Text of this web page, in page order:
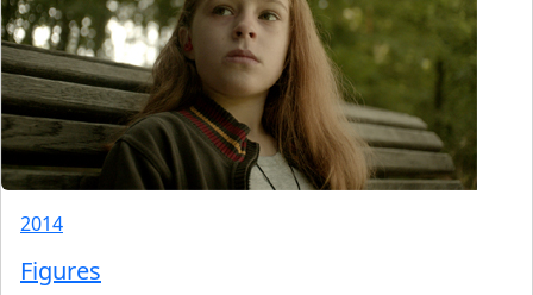
2014
Figures